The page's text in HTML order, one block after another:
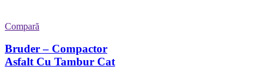
Compară
Bruder – Compactor
Asfalt Cu Tambur Cat